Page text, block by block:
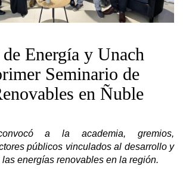
Energía y Unach
Seminario de
en Ñuble
a la academia, gremios,
públicos vinculados al desarrollo y
energías renovables en la región.